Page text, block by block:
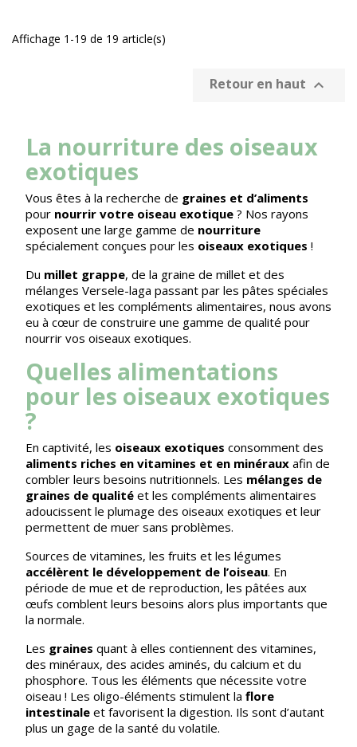
Affichage 1-19 de 19 article(s)
Retour en haut 
La nourriture des oiseaux
exotiques
Vous êtes à la recherche de graines et d’aliments
pour nourrir votre oiseau exotique ? Nos rayons
exposent une large gamme de nourriture
spécialement conçues pour les oiseaux exotiques !
Du millet grappe, de la graine de millet et des
mélanges Versele-laga passant par les pâtes spéciales
exotiques et les compléments alimentaires, nous avons
eu à cœur de construire une gamme de qualité pour
nourrir vos oiseaux exotiques.
Quelles alimentations
pour les oiseaux exotiques
?
En captivité, les oiseaux exotiques consomment des
aliments riches en vitamines et en minéraux afin de
combler leurs besoins nutritionnels. Les mélanges de
graines de qualité et les compléments alimentaires
adoucissent le plumage des oiseaux exotiques et leur
permettent de muer sans problèmes.
Sources de vitamines, les fruits et les légumes
accélèrent le développement de l’oiseau. En
période de mue et de reproduction, les pâtées aux
œufs comblent leurs besoins alors plus importants que
la normale.
Les graines quant à elles contiennent des vitamines,
des minéraux, des acides aminés, du calcium et du
phosphore. Tous les éléments que nécessite votre
oiseau ! Les oligo-éléments stimulent la flore
intestinale et favorisent la digestion. Ils sont d’autant
plus un gage de la santé du volatile.